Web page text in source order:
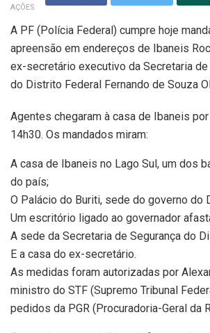
AÇÕES
A PF (Polícia Federal) cumpre hoje
apreensão em endereços de Ibaneis
ex-secretário executivo da Secretaria
do Distrito Federal Fernando de Souza
Agentes chegaram à casa de Ibaneis
14h30. Os mandados miram:
A casa de Ibaneis no Lago Sul, um dos
do país;
O Palácio do Buriti, sede do governo do
Um escritório ligado ao governador
A sede da Secretaria de Segurança do
E a casa do ex-secretário.
As medidas foram autorizadas por
ministro do STF (Supremo Tribunal
pedidos da PGR (Procuradoria-Geral da